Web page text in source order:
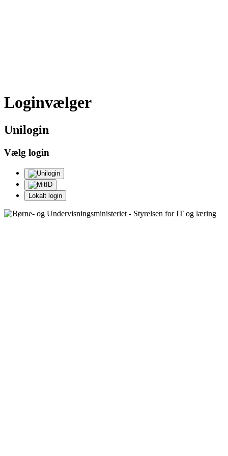
Loginvælger
Unilogin
Vælg login
Lokalt login